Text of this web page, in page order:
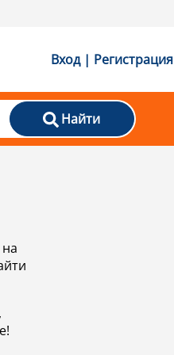
Вход | Регистрация
Найти